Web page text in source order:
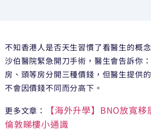
不知香港人是否天生習慣了看醫生的概
沙伯醫院緊急開刀手術，醫生會告訴你
房、頭等房分開三種價錢，但醫生提供
不會因價錢不同而分高下。
更多文章：
【海外升學】BNO放寬移
倫敦睇樓小通識